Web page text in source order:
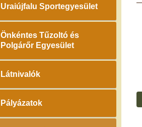
Uraiújfalu Sportegyesület
Önkéntes Tűzoltó és
Polgárőr Egyesület
Látnivalók
Pályázatok